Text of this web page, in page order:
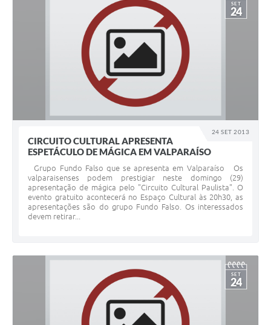
24 SET 2013
SET
24
CIRCUITO CULTURAL APRESENTA
ESPETÁCULO DE MÁGICA EM VALPARAÍSO
Grupo Fundo Falso que se apresenta em Valparaíso Os
valparaisenses podem prestigiar neste domingo (29)
apresentação de mágica pelo "Circuito Cultural Paulista". O
evento gratuito acontecerá no Espaço Cultural às 20h30, as
apresentações são do grupo Fundo Falso. Os interessados
devem retirar...
SET
24